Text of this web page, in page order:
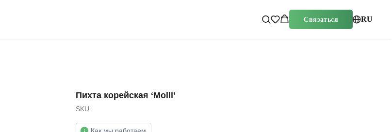
Связаться RU
Пихта корейская ‘Molli’
SKU: